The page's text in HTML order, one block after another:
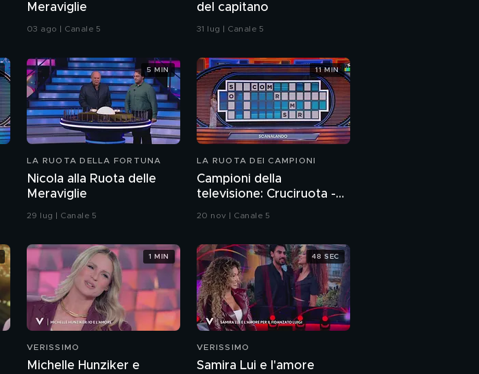
Meraviglie
03 ago | Canale 5
del capitano
31 lug | Canale 5
LA RUOTA DELLA FORTUNA
Nicola alla Ruota delle
Meraviglie
29 lug | Canale 5
5 MIN
LA RUOTA DEI CAMPIONI
Campioni della
televisione: Cruciruota -
Scanalando
20 nov | Canale 5
11 MIN
VERISSIMO
Michelle Hunziker e
1 MIN
VERISSIMO
Samira Lui e l'amore
48 SEC